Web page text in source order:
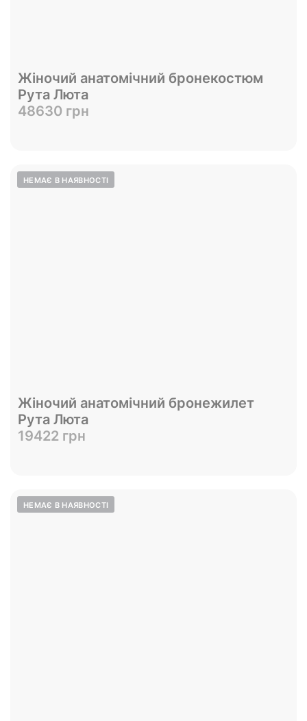
Жіночий анатомічний бронекостюм
Рута Люта
48630 грн
Жіночий анатомічний бронежилет
Рута Люта
19422 грн